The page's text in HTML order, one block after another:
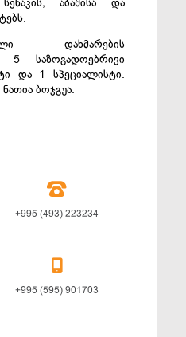
აბაშისა და
დახმარების
5 საზოგადოებრივი
და 1 სპეციალისტი.
ბოჯგუა.

+995 (493) 223234

+995 (595) 901703